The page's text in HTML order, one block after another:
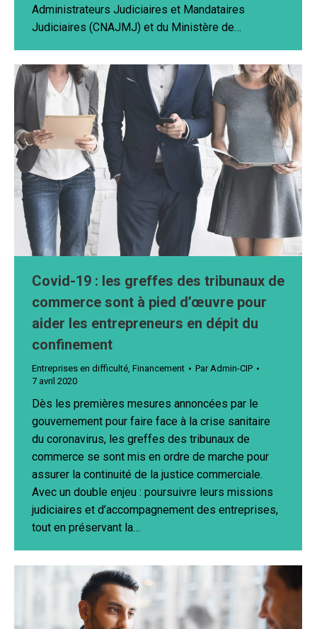
Administrateurs Judiciaires et Mandataires
Judiciaires (CNAJMJ) et du Ministère de…
Covid-19 : les greffes des tribunaux de
commerce sont à pied d’œuvre pour
aider les entrepreneurs en dépit du
confinement
Entreprises en difficulté, Financement ParAdmin-CIP
7 avril 2020
Dès les premières mesures annoncées par le
gouvernement pour faire face à la crise sanitaire
du coronavirus, les greffes des tribunaux de
commerce se sont mis en ordre de marche pour
assurer la continuité de la justice commerciale.
Avec un double enjeu : poursuivre leurs missions
judiciaires et d’accompagnement des entreprises,
tout en préservant la…